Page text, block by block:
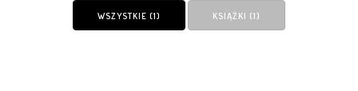
WSZYSTKIE (1) KSIĄŻKI (1)